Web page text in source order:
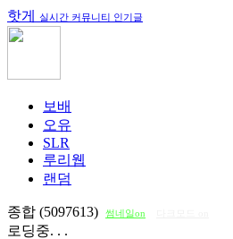
핫게 실시간 커뮤니티 인기글
보배
오유
SLR
루리웹
랜덤
종합 (5097613) 썸네일on
로딩중. . .